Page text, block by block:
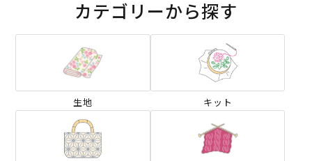
カテゴリーから探す
生地 キット